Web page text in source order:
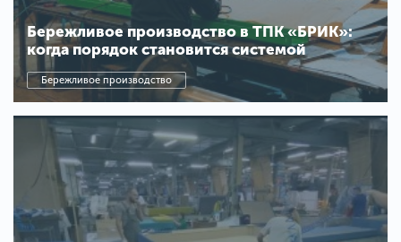
Бережливое производство в ТПК «БРИК»:
когда порядок становится системой
Бережливое производство